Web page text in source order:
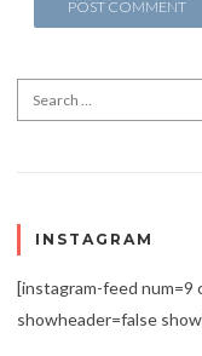
Search for:
INSTAGRAM
[instagram-feed num=9
showheader=false